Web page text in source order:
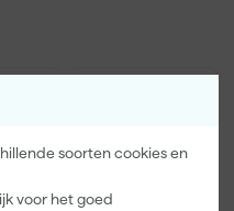
soorten cookies en
voor het goed